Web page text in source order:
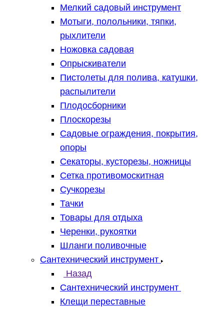
Мелкий садовый инструмент
Мотыги, полольники, тяпки,
рыхлители
Ножовка садовая
Опрыскиватели
Пистолеты для полива, катушки,
распылители
Плодосборники
Плоскорезы
Садовые ограждения, покрытия,
опоры
Секаторы, кусторезы, ножницы
Сетка противомоскитная
Сучкорезы
Тачки
Товары для отдыха
Черенки, рукоятки
Шланги поливочные
Сантехнический инструмент
Назад
Сантехнический инструмент
Клещи переставные